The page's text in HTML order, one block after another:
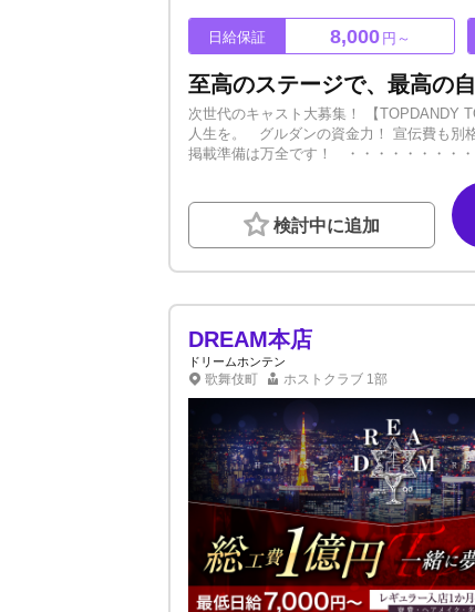
日給保証 8,000 円～
次世代のキャスト大募集！ 【TOPDANDY
人生を。 グルダンの資金力！ 宣伝費も別
掲載準備は万全です！ ・・・・・・・・
合わせください！ ・・・・・・・・・・
で指導いたします。実践的な指導を受け
みや不安も共有しているため、親身なサ
り掛けが残っている方、理不尽な引き止め
による完全バックアップで、移籍後も安心
ホストを多数輩出！gd売上、指名本数で確
相談だけでもOK！今すぐご連絡ください！
検討中に追加
DREAM本店
ドリームホンテン
歌舞伎町 ホストクラブ 1部